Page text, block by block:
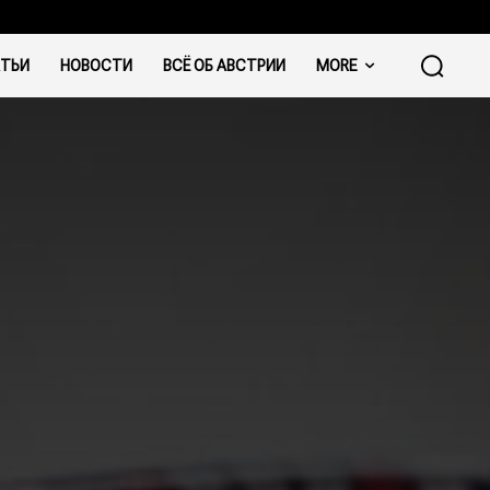
НОВОСТИ ВСЁ ОБ АВСТРИИ MORE